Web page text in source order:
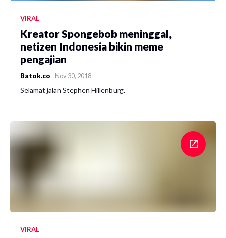
VIRAL
Kreator Spongebob meninggal,
netizen Indonesia bikin meme
pengajian
Batok.co - Nov 30, 2018
Selamat jalan Stephen Hillenburg.
VIRAL